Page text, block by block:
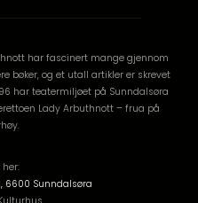
har fascinert mange gjennom
bøker, og et utall artikler er skrevet
har teatermiljøet på Sunndalsøra
Lady Arbuthnott – frua på
her:
6600 Sunndalsøra